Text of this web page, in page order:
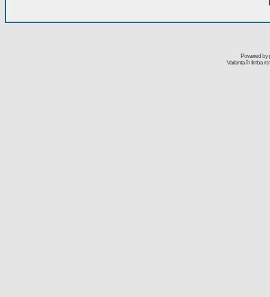
Powered by
Varianta în limba